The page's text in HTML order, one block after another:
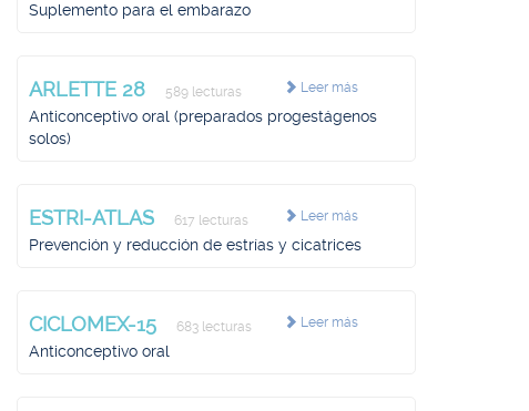
Suplemento para el embarazo
Leer más
ARLETTE 28 589 lecturas
Anticonceptivo oral (preparados progestágenos
solos)
Leer más
ESTRI-ATLAS 617 lecturas
Prevención y reducción de estrías y cicatrices
Leer más
CICLOMEX-15 683 lecturas
Anticonceptivo oral